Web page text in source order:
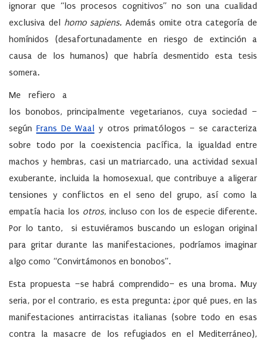
ignorar que “los procesos cognitivos” no son una cualidad
exclusiva del homo sapiens. Además omite otra categoría de
homínidos (desafortunadamente en riesgo de extinción a
causa de los humanos) que habría desmentido esta tesis
somera.
Me refiero a
los bonobos, principalmente vegetarianos, cuya sociedad –
según Frans De Waal y otros primatólogos – se caracteriza
sobre todo por la coexistencia pacífica, la igualdad entre
machos y hembras, casi un matriarcado, una actividad sexual
exuberante, incluida la homosexual, que contribuye a aligerar
tensiones y conflictos en el seno del grupo, así como la
empatía hacia los otros, incluso con los de especie diferente.
Por lo tanto, si estuviéramos buscando un eslogan original
para gritar durante las manifestaciones, podríamos imaginar
algo como “Convirtámonos en bonobos”.
Esta propuesta –se habrá comprendido– es una broma. Muy
seria, por el contrario, es esta pregunta: ¿por qué pues, en las
manifestaciones antirracistas italianas (sobre todo en esas
contra la masacre de los refugiados en el Mediterráneo),